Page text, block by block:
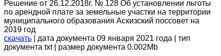
Решение от 26.12.2018г. № 128 Об установлении льготы
по арендной плате за земельные участки на территории
муниципального образования Аскизский поссовет на
2019 год
скачать | дата документа 09 января 2021 года | тип
документа txt | размер документа 0.002Mb